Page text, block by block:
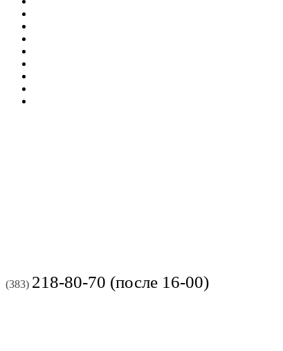
(383) 218-80-70 (после 16-00)